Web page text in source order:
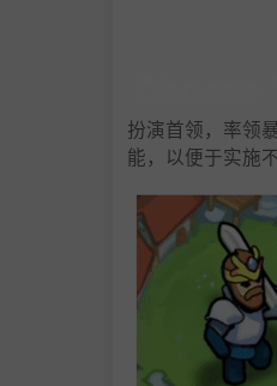
扮演首领，率领
能，以便于实施